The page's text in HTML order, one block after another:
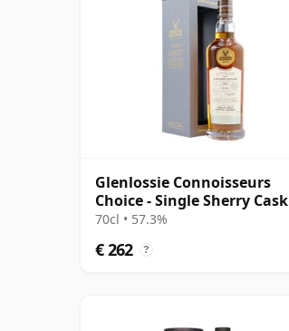
Glenlossie Connoisseurs
Choice - Single Sherry Cask
#3795 1997 24 jaar oud
70cl • 57.3%
€ 262 ?